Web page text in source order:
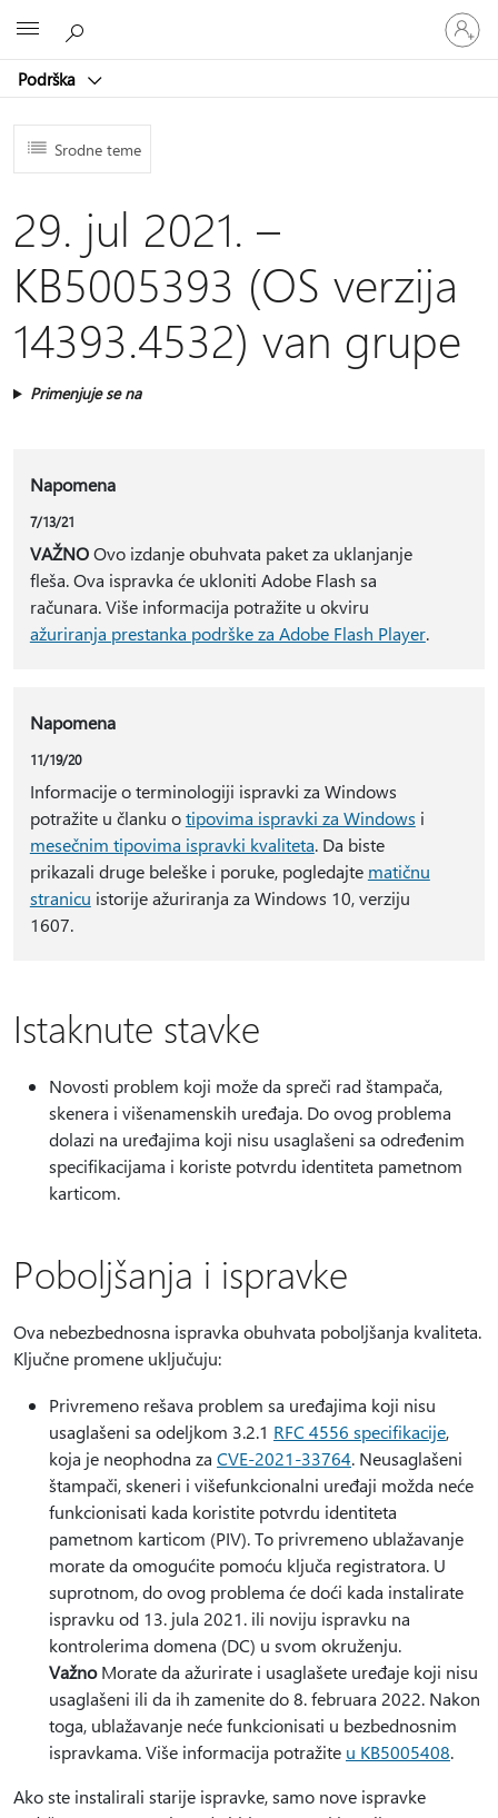
Podrška
Prijavite
se
na
Srodne teme
29. jul 2021. –
KB5005393 (OS verzija
14393.4532) van grupe
Primenjuje se na
Napomena
7/13/21
VAŽNOOvo izdanje obuhvata paket za uklanjanje
fleša. Ova ispravka će ukloniti Adobe Flash sa
računara. Više informacija potražite u okviru
ažuriranja prestanka podrške za Adobe Flash Player.
Napomena
11/19/20
Informacije o terminologiji ispravki za Windows
potražite u članku otipovima ispravki za Windows i
mesečnim tipovima ispravki kvaliteta. Da biste
prikazali druge beleške i poruke, pogledajte matičnu
stranicu istorije ažuriranja za Windows 10, verziju
1607.
Istaknute stavke
Novosti problem koji može da spreči rad štampača,
skenera i višenamenskih uređaja. Do ovog problema
dolazi na uređajima koji nisu usaglašeni sa određenim
specifikacijama i koriste potvrdu identiteta pametnom
karticom.
Poboljšanja i ispravke
Ova nebezbednosna ispravka obuhvata poboljšanja kvaliteta.
Ključne promene uključuju:
Privremeno rešava problem sa uređajima koji nisu
usaglašeni sa odeljkom 3.2.1 RFC 4556 specifikacije,
koja je neophodna za CVE-2021-33764. Neusaglašeni
štampači, skeneri i višefunkcionalni uređaji možda neće
funkcionisati kada koristite potvrdu identiteta
pametnom karticom (PIV). To privremeno ublažavanje
morate da omogućite pomoću ključa registratora. U
suprotnom, do ovog problema će doći kada instalirate
ispravku od 13. jula 2021. ili noviju ispravku na
kontrolerima domena (DC) u svom okruženju.
VažnoMorate da ažurirate i usaglašete uređaje koji nisu
usaglašeni ili da ih zamenite do 8. februara 2022. Nakon
toga, ublažavanje neće funkcionisati u bezbednosnim
ispravkama. Više informacija potražite u KB5005408.
Ako ste instalirali starije ispravke, samo nove ispravke